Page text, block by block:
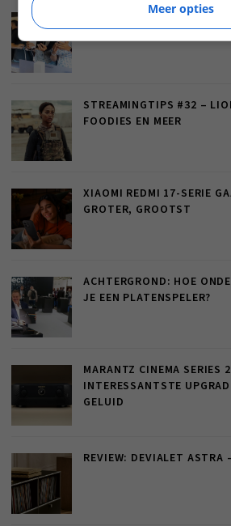
SAMSUNG GALAXY Z
STAP IN FOLDABLES
STREAMINGTIPS #32 –
FOODIES EN MEER
XIAOMI REDMI 17-SERIE
GROTER, GROOTST
ACHTERGROND: HOE
JE EEN PLATENSPELER?
MARANTZ CINEMA SERIES
INTERESSANTSTE
GELUID
REVIEW: DEVIALET ASTRA
Meer opties